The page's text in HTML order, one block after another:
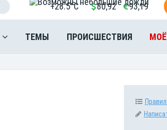
+28.5°C 80,92 93,19
ТЕМЫ ПРОИСШЕСТВИЯ